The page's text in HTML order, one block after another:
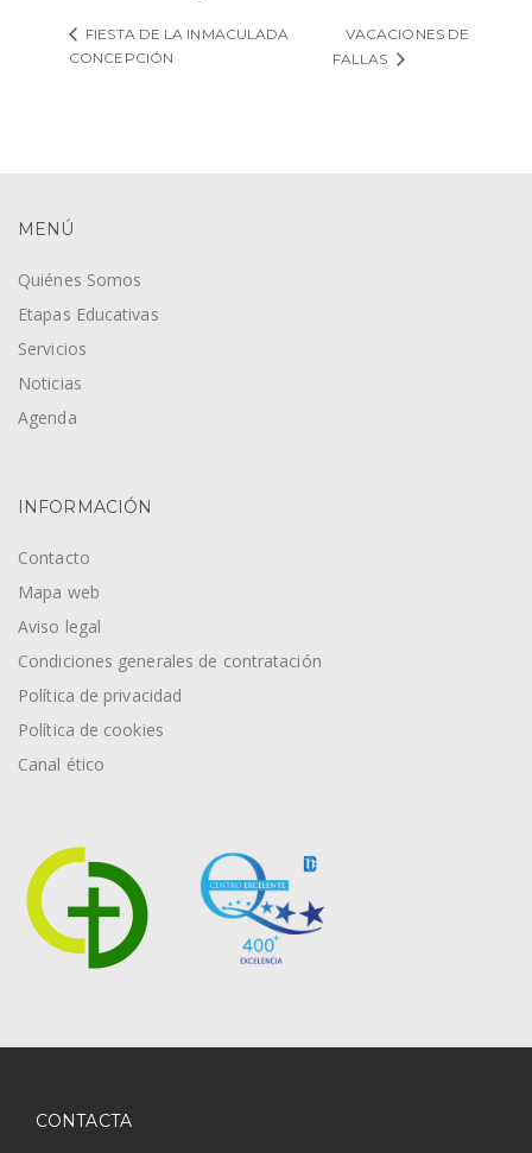
FIESTA DE LA INMACULADA
CONCEPCIÓN
VACACIONES DE
FALLAS
MENÚ
Quiénes Somos
Etapas Educativas
Servicios
Noticias
Agenda
INFORMACIÓN
Contacto
Mapa web
Aviso legal
Condiciones generales de contratación
Política de privacidad
Política de cookies
Canal ético
CONTACTA